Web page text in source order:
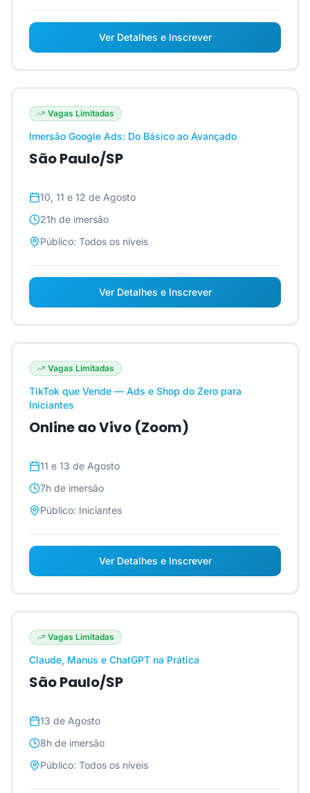
Ver Detalhes e Inscrever
Vagas Limitadas
Imersão Google Ads: Do Básico ao Avançado
São Paulo/SP
10, 11 e 12 de Agosto
21h de imersão
Público: Todos os níveis
Ver Detalhes e Inscrever
Vagas Limitadas
TikTok que Vende — Ads e Shop do Zero para
Iniciantes
Online ao Vivo (Zoom)
11 e 13 de Agosto
7h de imersão
Público: Iniciantes
Ver Detalhes e Inscrever
Vagas Limitadas
Claude, Manus e ChatGPT na Prática
São Paulo/SP
13 de Agosto
8h de imersão
Público: Todos os níveis